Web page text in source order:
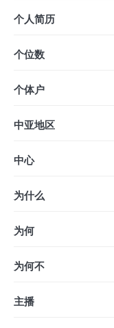
个人简历
个位数
个体户
中亚地区
中心
为什么
为何
为何不
主播